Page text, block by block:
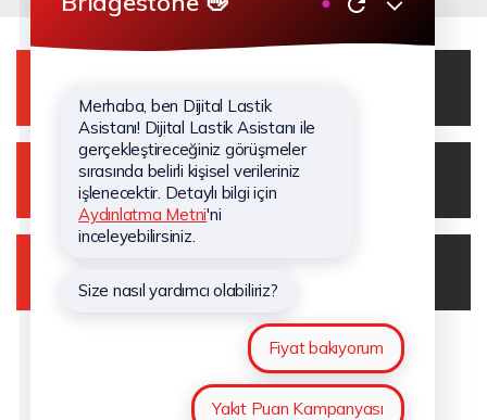
0850 210 43 00
Müşteri İletişim Merkezi
0850 210 43 00
Bridgestone’u Takip Edin